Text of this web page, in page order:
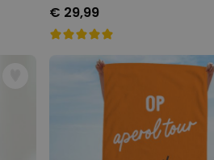
€ 29,99